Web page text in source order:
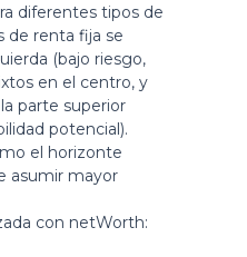
diferentes tipos de
de renta fija se
(bajo riesgo,
en el centro, y
parte superior
potencial).
el horizonte
asumir mayor
con netWorth: